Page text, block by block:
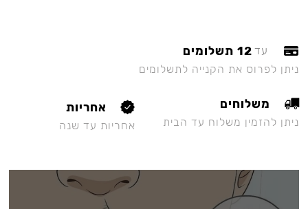
עד 12 תשלומים
ניתן לפרוס את הקנייה לתשלומים
משלוחים
ניתן להזמין משלוח עד הבית
אחריות
אחריות עד שנה